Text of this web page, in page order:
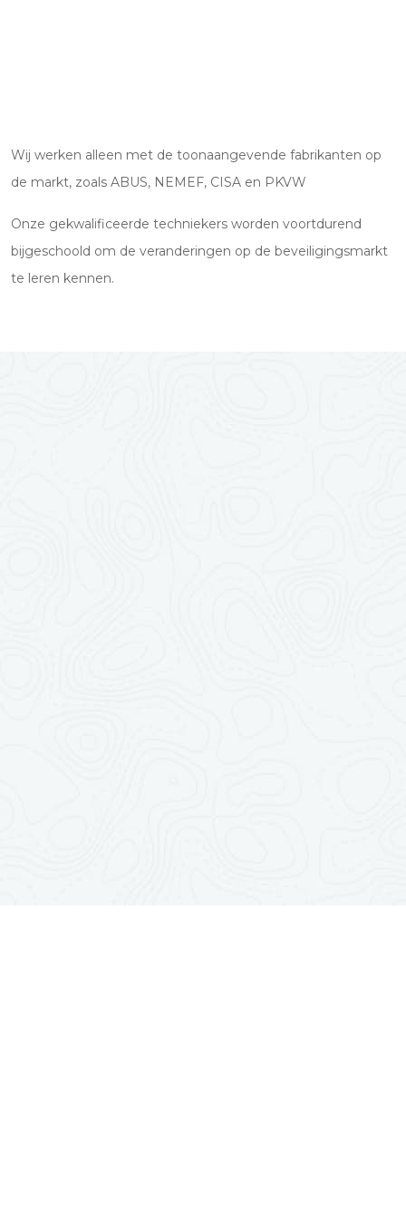
Wij werken alleen met de toonaangevende fabrikanten op
de markt, zoals ABUS, NEMEF, CISA en PKVW
Onze gekwalificeerde techniekers worden voortdurend
bijgeschoold om de veranderingen op de beveiligingsmarkt
te leren kennen.